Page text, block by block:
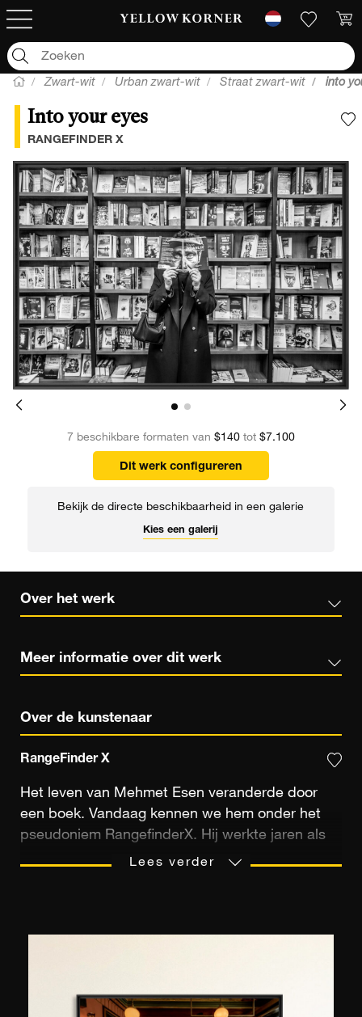
Zwart-wit Urban zwart-wit Straat zwart-wit into
Into your eyes
RANGEFINDER X
7 beschikbare formaten van $140 tot $7.100
Dit werk configureren
Bekijk de directe beschikbaarheid in een galerie
Kies een galerij
Over het werk
Meer informatie over dit werk
Over de kunstenaar
RangeFinder X
Het leven van Mehmet Esen veranderde door
een boek. Vandaag kennen we hem onder het
pseudoniem RangefinderX. Hij werkte jaren als
juwelier tot hij zich liet verrassen door de impact
wereld via zijn lens, langswaar hij het leven
Lees verder